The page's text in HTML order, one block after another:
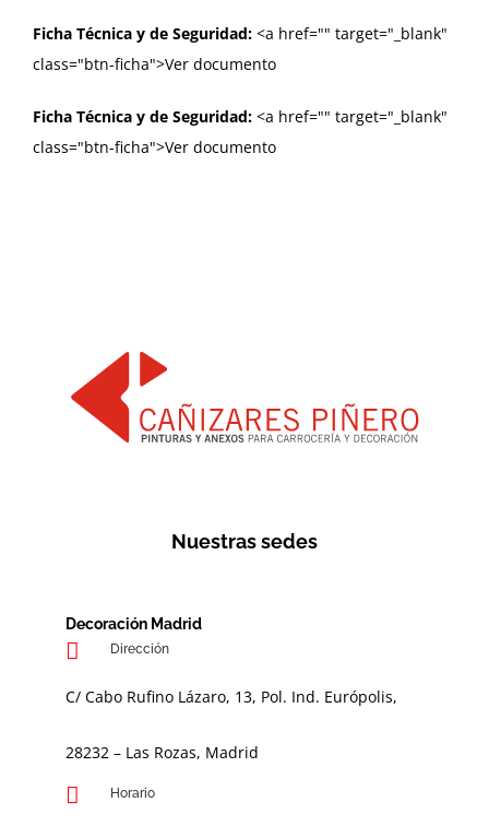
Ficha Técnica y de Seguridad: <a href="" target="_blank"
class="btn-ficha">Ver documento
Ficha Técnica y de Seguridad: <a href="" target="_blank"
class="btn-ficha">Ver documento
Nuestras sedes
Decoración Madrid
Dirección
C/ Cabo Rufino Lázaro, 13, Pol. Ind. Európolis,
28232 – Las Rozas, Madrid
Horario